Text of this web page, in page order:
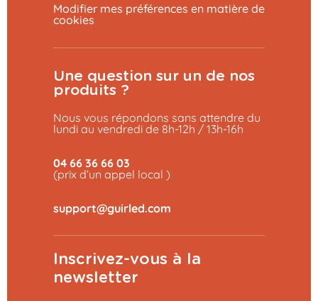
Modifier mes préférences en matière de
cookies
Une question sur un de nos
produits ?
Nous vous répondons sans attendre du
lundi au vendredi de 8h-12h / 13h-16h
04 66 36 66 03
(prix d’un appel local )
Inscrivez-vous à la
newsletter